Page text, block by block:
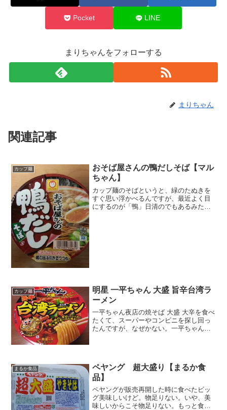
Pocket LINE
まりちゃんをフォローする
まりちゃん
関連記事
カップ麺
おそば屋さんの鴨だしそば【マル
ちゃん】
カップ麺のそばというと、緑のたぬきを
すぐ思い浮かべるんですが、最近よく目
にするのが「鴨」日清のでもあるみたい
カップ麺
明星 一平ちゃん 大盛 旨辛台湾ラ
ーメン
一平ちゃん夜店の焼そば 大盛 大辛を食べ
たくて、スーパーやコンビニを探し回っ
たんですが、なぜかない。一平ちゃん夜
まるか食品
ペヤング 超大盛り【まるか食
品】
ペヤングが販売再開した時に食べたビッ
グ美味しいけど。物足りない。いや、美
味しいからこそ物足りない。もっと食べ